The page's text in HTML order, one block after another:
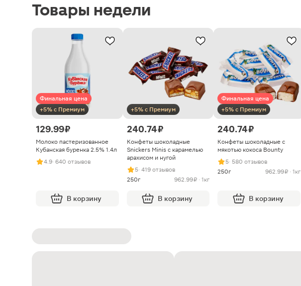
Товары недели
Финальная цена
+5% с Премиум
129.99 ₽
Молоко пастеризованное
Кубанская буренка 2.5% 1.4л
4.9· 640 отзывов
В корзину
+5% с Премиум
240.74 ₽
Конфеты шоколадные
Snickers Minis с карамелью
арахисом и нугой
5· 419 отзывов
250г
962.99 ₽ · 1кг
В корзину
Финальная цена
+5% с Премиум
240.74 ₽
Конфеты шоколадные с
мякотью кокоса Bounty
5· 580 отзывов
250г
962.99 ₽ · 1кг
В корзину